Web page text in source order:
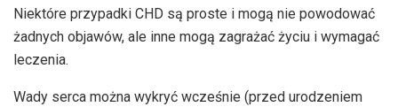
Niektóre przypadki CHD są proste i mogą nie powodować
żadnych objawów, ale inne mogą zagrażać życiu i wymagać
leczenia.
Wady serca można wykryć wcześnie (przed urodzeniem